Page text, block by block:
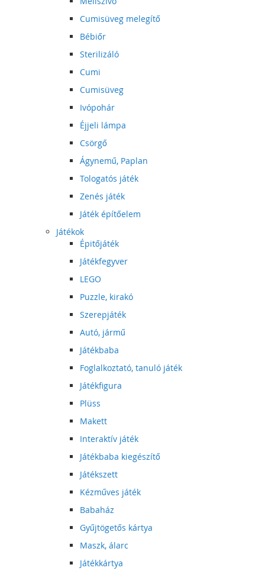
Cumisüveg melegítő
Bébiőr
Sterilizáló
Cumi
Cumisüveg
Ivópohár
Éjjeli lámpa
Csörgő
Ágynemű, Paplan
Tologatós játék
Zenés játék
Játék építőelem
Játékok
Épitőjáték
Játékfegyver
LEGO
Puzzle, kirakó
Szerepjáték
Autó, jármű
Játékbaba
Foglalkoztató, tanuló játék
Játékfigura
Plüss
Makett
Interaktív játék
Játékbaba kiegészítő
Játékszett
Kézműves játék
Babaház
Gyűjtögetős kártya
Maszk, álarc
Játékkártya